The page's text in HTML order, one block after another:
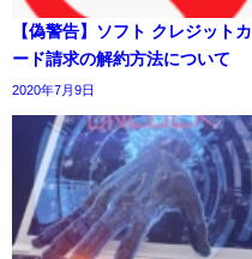
【偽警告】ソフト クレジットカ
ード請求の解約方法について
2020年7月9日